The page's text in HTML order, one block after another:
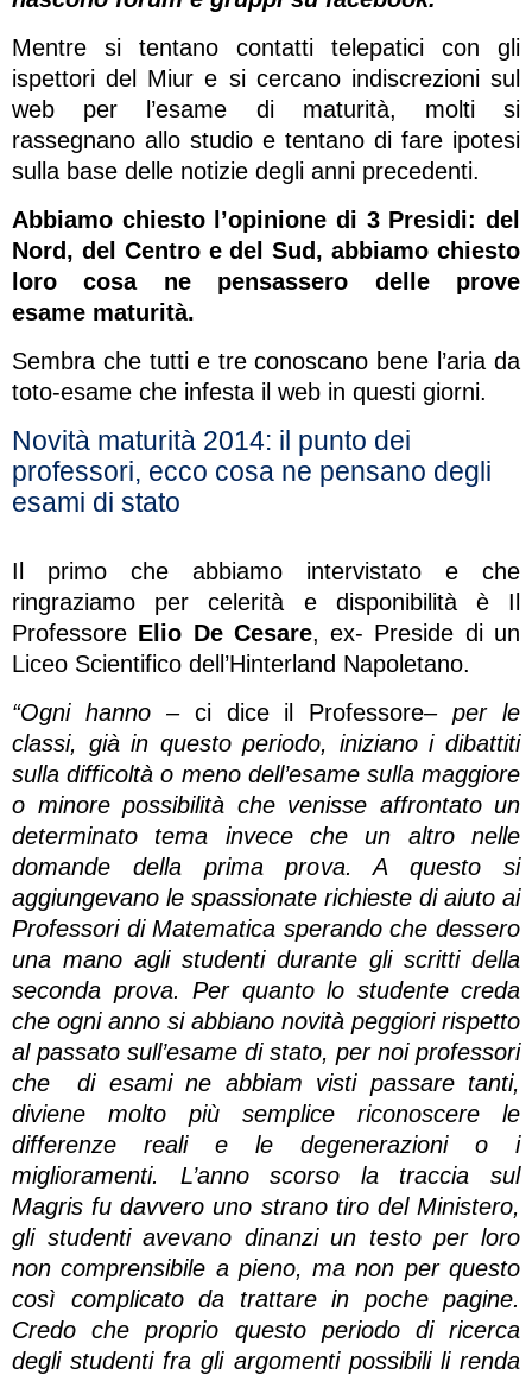
Mentre si tentano contatti telepatici con gli
ispettori del Miur e si cercano indiscrezioni sul
web per l’esame di maturità, molti si
rassegnano allo studio e tentano di fare ipotesi
sulla base delle notizie degli anni precedenti.
Abbiamo chiesto l’opinione di 3 Presidi: del
Nord, del Centro e del Sud, abbiamo chiesto
loro cosa ne pensassero delle prove
esame maturità.
Sembra che tutti e tre conoscano bene l’aria da
toto-esame che infesta il web in questi giorni.
Novità maturità 2014: il punto dei
professori, ecco cosa ne pensano degli
esami di stato
Il primo che abbiamo intervistato e che
ringraziamo per celerità e disponibilità è Il
Professore Elio De Cesare, ex- Preside di un
Liceo Scientifico dell’Hinterland Napoletano.
“Ogni hanno – ci dice il Professore– per le
classi, già in questo periodo, iniziano i dibattiti
sulla difficoltà o meno dell’esame sulla maggiore
o minore possibilità che venisse affrontato un
determinato tema invece che un altro nelle
domande della prima prova. A questo si
aggiungevano le spassionate richieste di aiuto ai
Professori di Matematica sperando che dessero
una mano agli studenti durante gli scritti della
seconda prova. Per quanto lo studente creda
che ogni anno si abbiano novità peggiori rispetto
al passato sull’esame di stato, per noi professori
che di esami ne abbiam visti passare tanti,
diviene molto più semplice riconoscere le
differenze reali e le degenerazioni o i
miglioramenti. L’anno scorso la traccia sul
Magris fu davvero uno strano tiro del Ministero,
gli studenti avevano dinanzi un testo per loro
non comprensibile a pieno, ma non per questo
così complicato da trattare in poche pagine.
Credo che proprio questo periodo di ricerca
degli studenti fra gli argomenti possibili li renda